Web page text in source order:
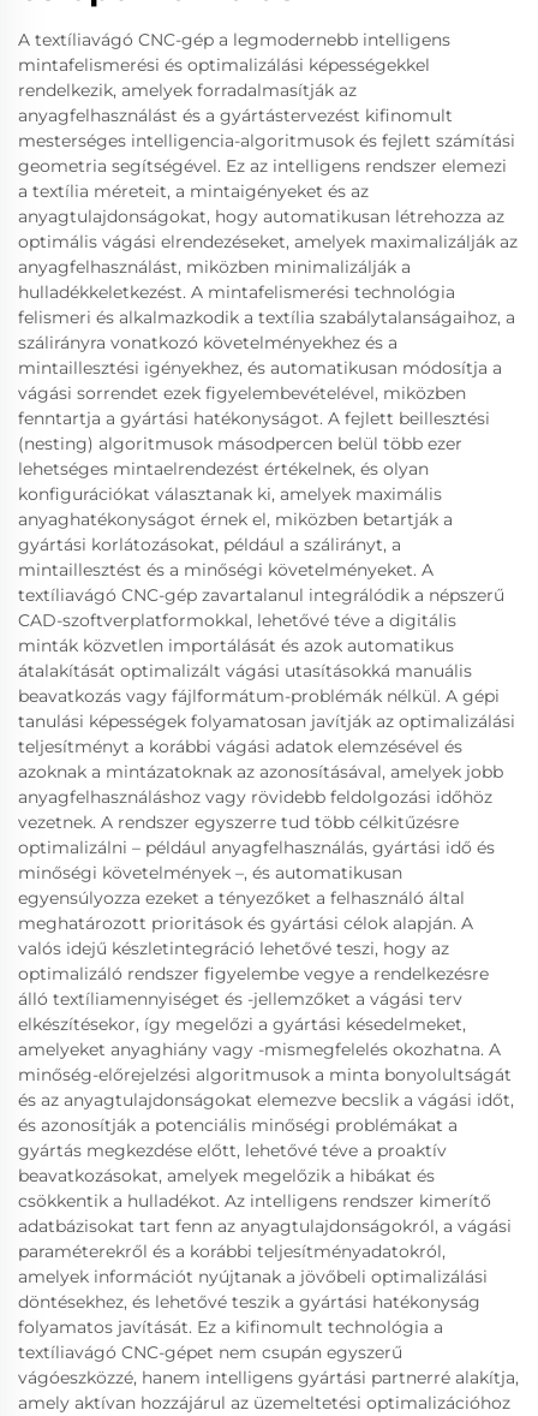
A textíliavágó CNC-gép a legmodernebb intelligens
mintafelismerési és optimalizálási képességekkel
rendelkezik, amelyek forradalmasítják az
anyagfelhasználást és a gyártástervezést kifinomult
mesterséges intelligencia-algoritmusok és fejlett számítási
geometria segítségével. Ez az intelligens rendszer elemezi
a textília méreteit, a mintaigényeket és az
anyagtulajdonságokat, hogy automatikusan létrehozza az
optimális vágási elrendezéseket, amelyek maximalizálják az
anyagfelhasználást, miközben minimalizálják a
hulladékkeletkezést. A mintafelismerési technológia
felismeri és alkalmazkodik a textília szabálytalanságaihoz, a
szálirányra vonatkozó követelményekhez és a
mintaillesztési igényekhez, és automatikusan módosítja a
vágási sorrendet ezek figyelembevételével, miközben
fenntartja a gyártási hatékonyságot. A fejlett beillesztési
(nesting) algoritmusok másodpercen belül több ezer
lehetséges mintaelrendezést értékelnek, és olyan
konfigurációkat választanak ki, amelyek maximális
anyaghatékonyságot érnek el, miközben betartják a
gyártási korlátozásokat, például a szálirányt, a
mintaillesztést és a minőségi követelményeket. A
textíliavágó CNC-gép zavartalanul integrálódik a népszerű
CAD-szoftverplatformokkal, lehetővé téve a digitális
minták közvetlen importálását és azok automatikus
átalakítását optimalizált vágási utasításokká manuális
beavatkozás vagy fájlformátum-problémák nélkül. A gépi
tanulási képességek folyamatosan javítják az optimalizálási
teljesítményt a korábbi vágási adatok elemzésével és
azoknak a mintázatoknak az azonosításával, amelyek jobb
anyagfelhasználáshoz vagy rövidebb feldolgozási időhöz
vezetnek. A rendszer egyszerre tud több célkitűzésre
optimalizálni – például anyagfelhasználás, gyártási idő és
minőségi követelmények –, és automatikusan
egyensúlyozza ezeket a tényezőket a felhasználó által
meghatározott prioritások és gyártási célok alapján. A
valós idejű készletintegráció lehetővé teszi, hogy az
optimalizáló rendszer figyelembe vegye a rendelkezésre
álló textíliamennyiséget és -jellemzőket a vágási terv
elkészítésekor, így megelőzi a gyártási késedelmeket,
amelyeket anyaghiány vagy -mismegfelelés okozhatna. A
minőség-előrejelzési algoritmusok a minta bonyolultságát
és az anyagtulajdonságokat elemezve becslik a vágási időt,
és azonosítják a potenciális minőségi problémákat a
gyártás megkezdése előtt, lehetővé téve a proaktív
beavatkozásokat, amelyek megelőzik a hibákat és
csökkentik a hulladékot. Az intelligens rendszer kimerítő
adatbázisokat tart fenn az anyagtulajdonságokról, a vágási
paraméterekről és a korábbi teljesítményadatokról,
amelyek információt nyújtanak a jövőbeli optimalizálási
döntésekhez, és lehetővé teszik a gyártási hatékonyság
folyamatos javítását. Ez a kifinomult technológia a
textíliavágó CNC-gépet nem csupán egyszerű
vágóeszközzé, hanem intelligens gyártási partnerré alakítja,
amely aktívan hozzájárul az üzemeltetési optimalizációhoz